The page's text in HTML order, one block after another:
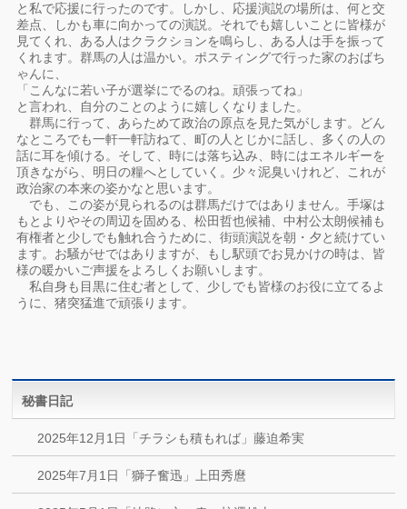
と私で応援に行ったのです。しかし、応援演説の場所は、何と交
差点、しかも車に向かっての演説。それでも嬉しいことに皆様が
見てくれ、ある人はクラクションを鳴らし、ある人は手を振って
くれます。群馬の人は温かい。ポスティングで行った家のおばち
ゃんに、
「こんなに若い子が選挙にでるのね。頑張ってね」
と言われ、自分のことのように嬉しくなりました。
群馬に行って、あらためて政治の原点を見た気がします。どん
なところでも一軒一軒訪ねて、町の人とじかに話し、多くの人の
話に耳を傾ける。そして、時には落ち込み、時にはエネルギーを
頂きながら、明日の糧へとしていく。少々泥臭いけれど、これが
政治家の本来の姿かなと思います。
でも、この姿が見られるのは群馬だけではありません。手塚は
もとよりやその周辺を固める、松田哲也候補、中村公太朗候補も
有権者と少しでも触れ合うために、街頭演説を朝・夕と続けてい
ます。お騒がせではありますが、もし駅頭でお見かけの時は、皆
様の暖かいご声援をよろしくお願いします。
私自身も目黒に住む者として、少しでも皆様のお役に立てるよ
うに、猪突猛進で頑張ります。
秘書日記
2025年12月1日「チラシも積もれば」藤迫希実
2025年7月1日「獅子奮迅」上田秀麿